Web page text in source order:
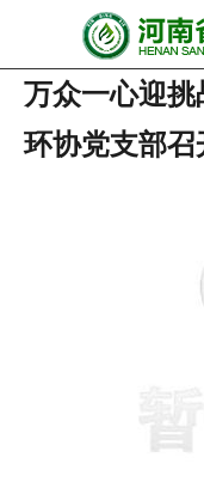
万众一心迎
环协党支部